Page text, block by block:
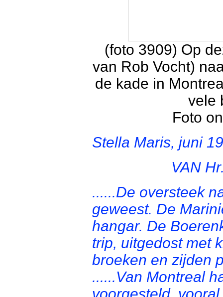
(foto 3909) Op
van Rob Vocht)
de kade in
vele
Foto
Stella Maris, juni
VAN
......De oversteek
geweest. De
hangar. De
trip, uitgedost met
broeken en zijden
......Van Montreal